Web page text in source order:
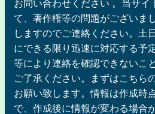
お問い合わせください 。当サイ
て、著作権等の問題がございま
しますのでご連絡ください。土
にできる限り迅速に対応する予
等により連絡を確認できないこ
ご了承ください。まずはこちら
お願い致します。情報は作成時
で、作成後に情報が変わる場合